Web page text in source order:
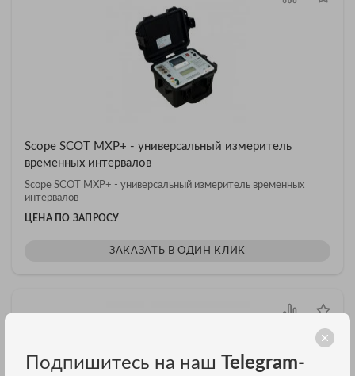
Scope SCOT MXP+ - универсальный измеритель
временных интервалов
Scope SCOT MXP+ - универсальный измеритель временных
интервалов
ЦЕНА ПО ЗАПРОСУ
ЗАКАЗАТЬ В ОДИН КЛИК
Подпишитесь на наш Telegram-